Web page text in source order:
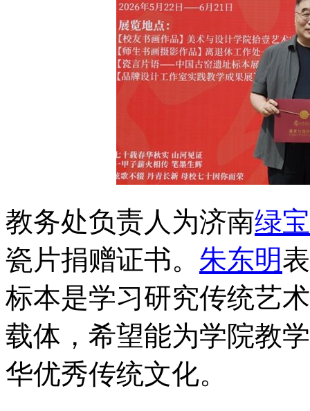
教务处负责人为济南绿
瓷片捐赠证书。 朱东明
标本是学习研究传统艺
载体，希望能为学院教
华优秀传统文化。